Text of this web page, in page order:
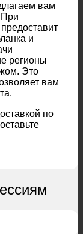
вам
При
и
регионы
Это
вам
по